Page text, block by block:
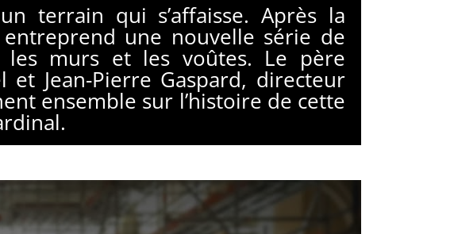
terrain qui s’affaisse. Après la
une nouvelle série de
murs et les voûtes. Le père
Jean-Pierre Gaspard, directeur
ensemble sur l’histoire de cette